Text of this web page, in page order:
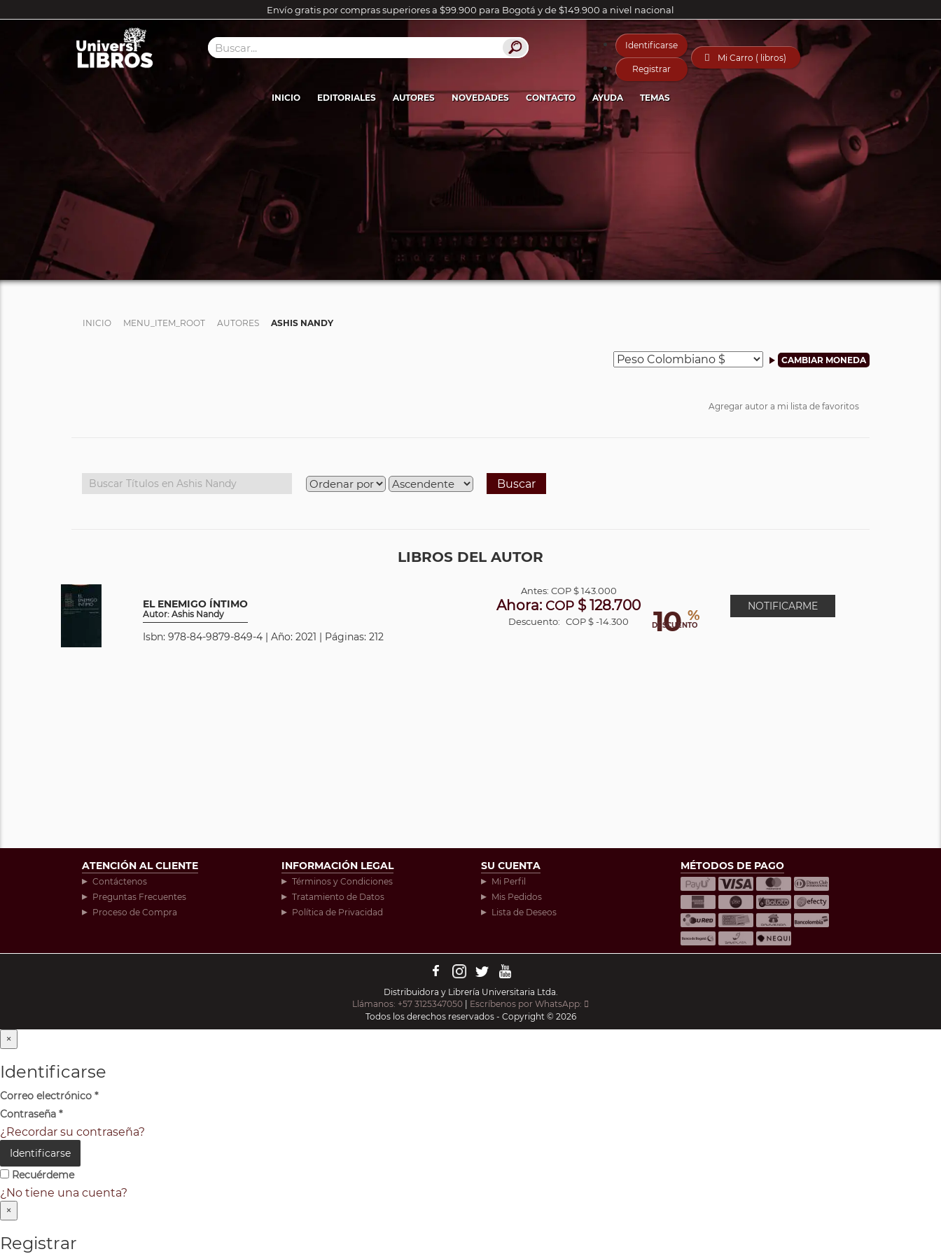
Envío gratis por compras superiores a $99.900 para Bogotá y de $149.900 a nivel nacional
Identificarse
Registrar
 Mi Carro ( libros)
INICIO EDITORIALES AUTORES NOVEDADES CONTACTO AYUDA TEMAS
INICIO MENU_ITEM_ROOT AUTORES ASHIS NANDY
Agregar autor a mi lista de favoritos
Buscar
LIBROS DEL AUTOR
EL ENEMIGO ÍNTIMO
Autor: Ashis Nandy
Isbn: 978-84-9879-849-4 | Año: 2021 | Páginas: 212 10 %
DESCUENTO
Antes: COP$ 143.000
Ahora: COP $ 128.700
Descuento: COP $ -14.300
NOTIFICARME
ATENCIÓN AL CLIENTE
Contáctenos
Preguntas Frecuentes
Proceso de Compra
INFORMACIÓN LEGAL
Términos y Condiciones
Tratamiento de Datos
Política de Privacidad
SU CUENTA
Mi Perfil
Mis Pedidos
Lista de Deseos
MÉTODOS DE PAGO
Distribuidora y Librería Universitaria Ltda.
Llámanos: +57 3125347050
Escríbenos por WhatsApp:
Todos los derechos reservados - Copyright © 2026
×
Identificarse
Correo electrónico *
Contraseña *
¿Recordar su contraseña?
Identificarse
Recuérdeme
¿No tiene una cuenta?
×
Registrar